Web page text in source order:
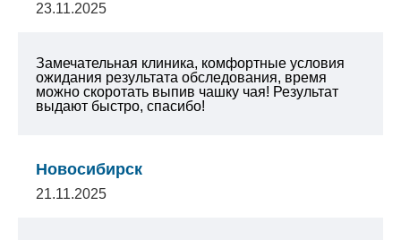
23.11.2025
Замечательная клиника, комфортные условия
ожидания результата обследования, время
можно скоротать выпив чашку чая! Результат
выдают быстро, спасибо!
Новосибирск
21.11.2025